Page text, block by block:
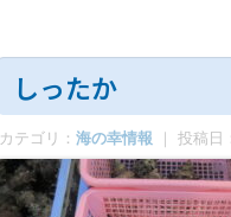
しったか
カテゴリ： 海の幸情報 ｜ 投稿日